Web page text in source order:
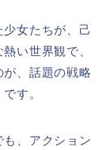
女たちが、己
い世界観で、
、話題の戦略
す。
、アクション